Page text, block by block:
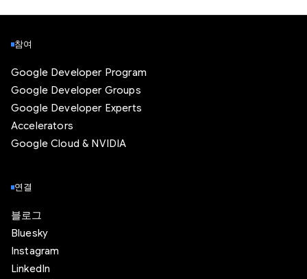
참여
Google Developer Program
Google Developer Groups
Google Developer Experts
Accelerators
Google Cloud & NVIDIA
연결
블로그
Bluesky
Instagram
LinkedIn